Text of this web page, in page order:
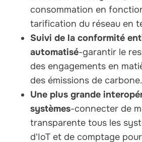
consommation en
tarification du réseau en
Suivi de la conformité
automatisé-garantir le
des engagements en
des émissions de carbone.
Une plus grande
systèmes-connecter de
transparente tous les
d'IoT et de comptage